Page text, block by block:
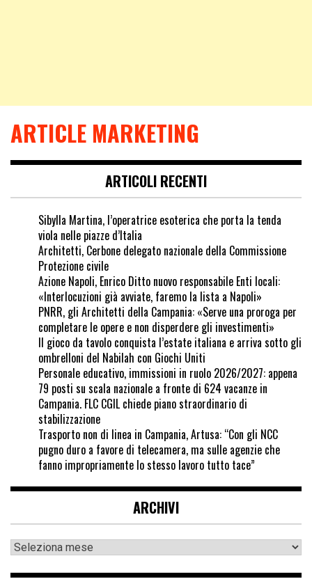
ARTICLE MARKETING
ARTICOLI RECENTI
Sibylla Martina, l’operatrice esoterica che porta la tenda
viola nelle piazze d’Italia
Architetti, Cerbone delegato nazionale della Commissione
Protezione civile
Azione Napoli, Enrico Ditto nuovo responsabile Enti locali:
«Interlocuzioni già avviate, faremo la lista a Napoli»
PNRR, gli Architetti della Campania: «Serve una proroga per
completare le opere e non disperdere gli investimenti»
Il gioco da tavolo conquista l’estate italiana e arriva sotto gli
ombrelloni del Nabilah con Giochi Uniti
Personale educativo, immissioni in ruolo 2026/2027: appena
79 posti su scala nazionale a fronte di 624 vacanze in
Campania. FLC CGIL chiede piano straordinario di
stabilizzazione
Trasporto non di linea in Campania, Artusa: “Con gli NCC
pugno duro a favore di telecamera, ma sulle agenzie che
fanno impropriamente lo stesso lavoro tutto tace”
ARCHIVI